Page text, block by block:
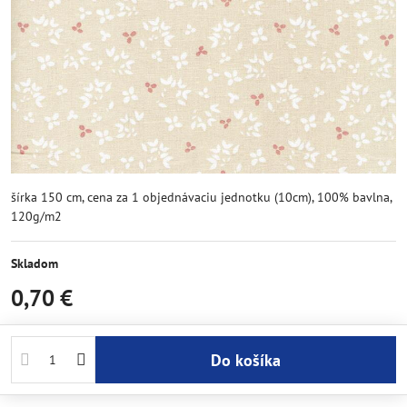
šírka 150 cm, cena za 1 objednávaciu jednotku (10cm), 100% bavlna,
120g/m2
Skladom
0,70 €
Do košíka